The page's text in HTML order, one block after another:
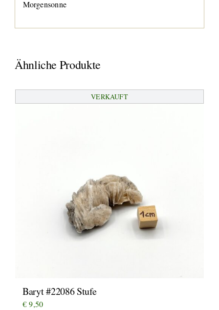
Morgensonne
Ähnliche Produkte
VERKAUFT
Baryt #22086 Stufe
€ 9,50